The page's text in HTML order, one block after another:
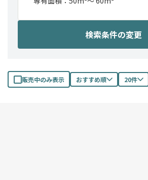
検索条件の変更
販売中のみ表示 おすすめ順 20件